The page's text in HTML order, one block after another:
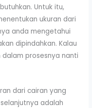
Untuk itu,
ukuran dari
anda mengetahui
dipindahkan. Kalau
prosesnya nanti
dari cairan yang
adalah